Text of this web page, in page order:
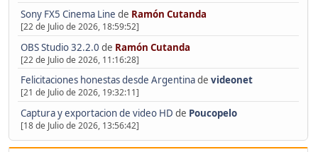
Sony FX5 Cinema Line de Ramón Cutanda
[22 de Julio de 2026, 18:59:52]
OBS Studio 32.2.0 de Ramón Cutanda
[22 de Julio de 2026, 11:16:28]
Felicitaciones honestas desde Argentinade videonet
[21 de Julio de 2026, 19:32:11]
Captura y exportacion de video HD de Poucopelo
[18 de Julio de 2026, 13:56:42]